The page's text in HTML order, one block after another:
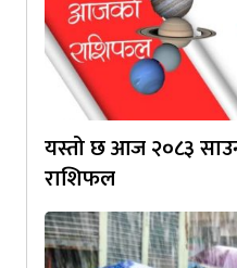
यस्तो छ आज २०८३
राशिफल